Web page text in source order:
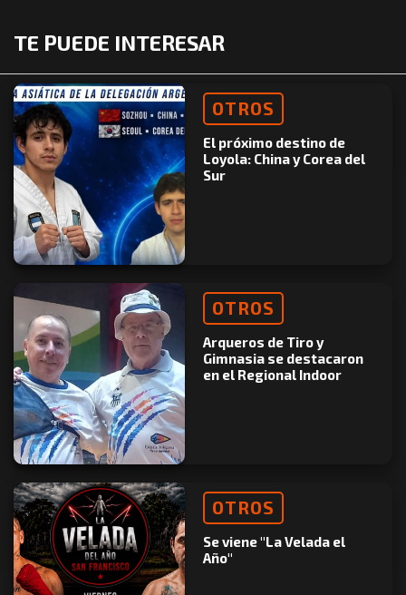
TE PUEDE INTERESAR
OTROS
El próximo destino de
Loyola: China y Corea del
Sur
OTROS
Arqueros de Tiro y
Gimnasia se destacaron
en el Regional Indoor
OTROS
Se viene "La Velada el
Año"